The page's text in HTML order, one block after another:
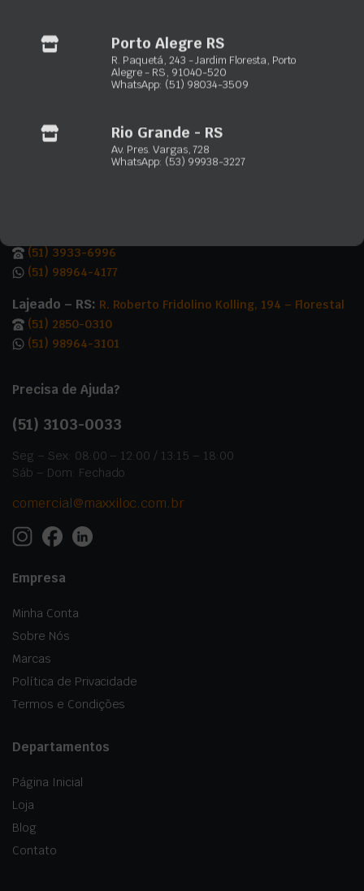
(53) 3230-3723
(53) 99938-3227
R. Dartagnan Oliveira, 155 – Dutra
(54) 99256-1233
Capão da Canoa – RS:Estrada RS-407, 1878 – Santa Luzia
(51) 3933-6996
(51) 98964-4177
Lajeado – RS: R. Roberto Fridolino Kolling, 194 – Florestal
(51) 2850-0310
(51) 98964-3101
Precisa de Ajuda?
(51) 3103-0033
Seg – Sex: 08:00 – 12:00 / 13:15 – 18:00
Sáb – Dom: Fechado
comercial@maxxiloc.com.br
Empresa
Minha Conta
Sobre Nós
Marcas
Política de Privacidade
Termos e Condições
Departamentos
Página Inicial
Loja
Blog
Contato
Porto Alegre RS
R. Paquetá, 243 - Jardim Floresta, Porto
Alegre - RS, 91040-520
WhatsApp: (51) 98034-3509
Rio Grande - RS
Av. Pres. Vargas, 728
WhatsApp: (53) 99938-3227